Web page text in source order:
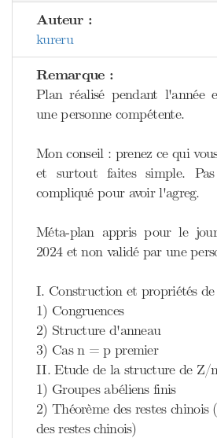
Auteur :
kureru
Remarque :
Plan réalisé pendant l'année
une personne compétente.
Mon conseil : prenez ce qui
et surtout faites simple.
compliqué pour avoir l'agreg.
Méta-plan appris pour le
2024 et non validé par une
I. Construction et propriétés
1) Congruences
2) Structure d'anneau
3) Cas n = p premier
II. Etude de la structure de
1) Groupes abéliens finis
2) Théorème des restes
des restes chinois)